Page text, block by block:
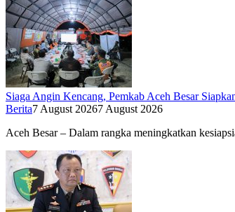
Siaga Angin Kencang, Pemkab Aceh Besar
Berita7 August 20267 August 2026
Aceh Besar – Dalam rangka meningkatkan